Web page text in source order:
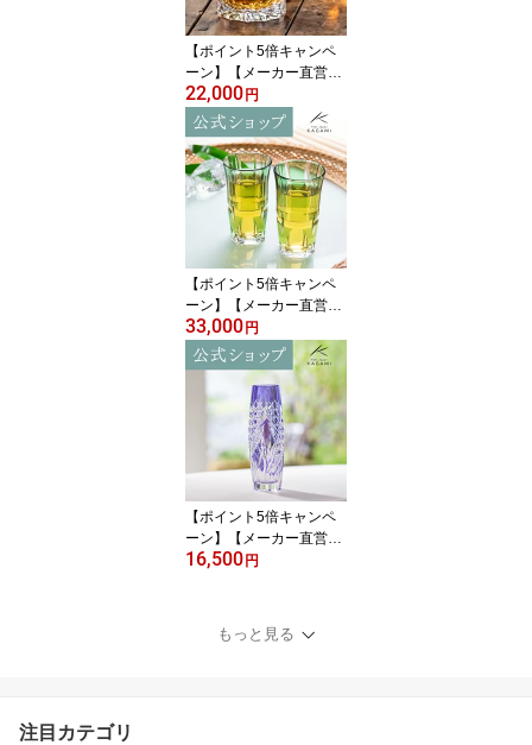
の日 送別品 退職記念品
【ポイント5倍キャンペ
ーン】【メーカー直営
店】カガミクリスタル K
AGAMIロックグラス ウ
イスキーグラス T429-29
94＜白露＞ギフト 結婚
祝 内祝 誕生祝 贈答品 記
念品 還暦祝 古希祝敬老
の日 父の日 母の日 退職
記念品
22,000円
【ポイント5倍キャンペ
ーン】【メーカー直営
店】江戸切子 カガミクリ
スタルKAGAMI #2511＜
竹の膳＞創作切子 ペアス
リムグラス ビールグラス
緑ギフト 結婚祝 内祝 誕
生祝 贈答品 記念品 還暦
祝 古希祝敬老の日 父の
日 母の日 退職記念品
33,000円
【ポイント5倍キャンペ
ーン】【メーカー直営
店】江戸切子 カガミクリ
し インテリア 紫結婚祝
内祝 ギフト 送別品 贈答
16,500円
もっと見る
注目カテゴリ